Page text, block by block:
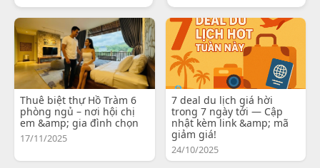
Thuê biệt thự Hồ Tràm 6
phòng ngủ – nơi hội chị
em &amp; gia đình chọn
17/11/2025
7 deal du lịch giá hời
trong 7 ngày tới — Cập
nhật kèm link &amp; mã
giảm giá!
24/10/2025